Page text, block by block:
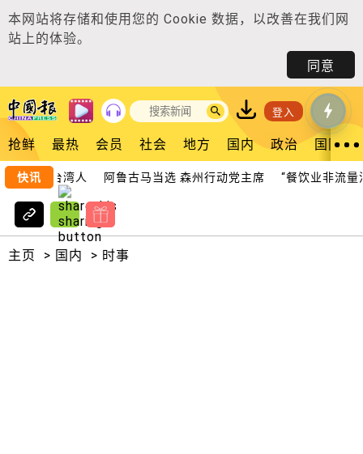
本网站将存储和使用您的 Cookie 数据，以改善在我们网
站上的体验。
同意
登入
抢鲜 最热 会员 社会 地方 国内 政治 国际
快讯
包括台湾人 阿鲁古马当选 森州行动党主席 “餐饮业非流量消
主页 > 国内 > 时事